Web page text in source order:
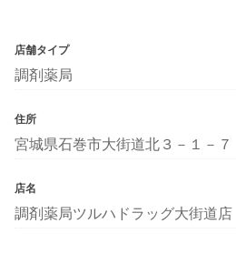
店舗タイプ
調剤薬局
住所
宮城県石巻市大街道北３－１－７
店名
調剤薬局ツルハドラッグ大街道店